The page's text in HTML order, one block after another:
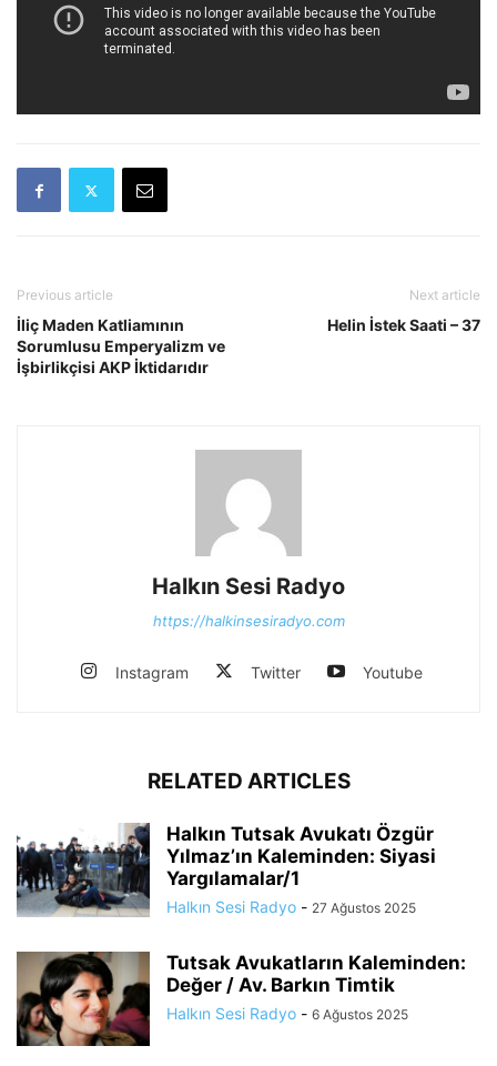
Previous article
İliç Maden Katliamının
Sorumlusu Emperyalizm ve
İşbirlikçisi AKP İktidarıdır
Next article
Helin İstek Saati – 37
Halkın Sesi Radyo
https://halkinsesiradyo.com
Instagram Twitter Youtube
RELATED ARTICLES
Halkın Tutsak Avukatı Özgür
Yılmaz’ın Kaleminden: Siyasi
Yargılamalar/1
Halkın Sesi Radyo - 27 Ağustos 2025
Tutsak Avukatların Kaleminden:
Değer / Av. Barkın Timtik
Halkın Sesi Radyo - 6 Ağustos 2025